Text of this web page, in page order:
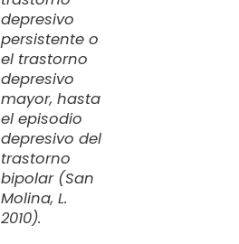
depresivo
persistente o
el trastorno
depresivo
mayor, hasta
el episodio
depresivo del
trastorno
bipolar (San
Molina, L.
2010).